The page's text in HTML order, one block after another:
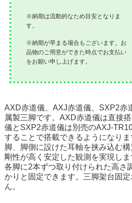
※納期は流動的なため目安となりま
す。
※納期が早まる場合もございます。お
品物のご用意ができた時点でお支払い
をお願い申し上げます。
AXD赤道儀、AXJ赤道儀、SXP2赤
属製三脚です。AXD赤道儀は直接
儀とSXP2赤道儀は別売のAXJ-
することで搭載できるようになり
脚、脚側に設けた耳軸を挟み込む
剛性が高く安定した観測を実現しま
各脚に2本ずつ取り付けられた高さ
かりと固定できます。三脚架台固
ん。